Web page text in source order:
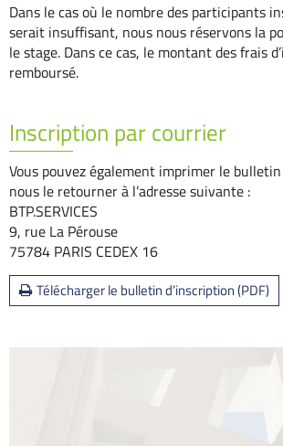
Dans le cas où le nombre des participants
serait insuffisant, nous nous réservons la
le stage. Dans ce cas, le montant des frais
remboursé.
Inscription par courrier
Vous pouvez également imprimer le
nous le retourner à l’adresse suivante :
BTP.SERVICES
9, rue La Pérouse
75784 PARIS CEDEX 16
Télécharger le bulletin d’inscription (PDF)